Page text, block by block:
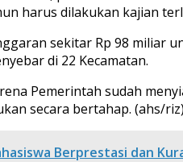
harus dilakukan kajian
sekitar Rp 98
di 22 Kecamatan.
Pemerintah sudah
secara bertahap. (ahs/riz)
Berprestasi dan